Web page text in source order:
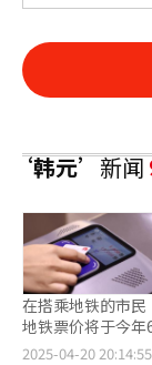
‘韩元’新闻
在搭乘地铁的市民【图片来源
地铁票价将于今
（约合人民币7元
2025-04-20 20:14:55